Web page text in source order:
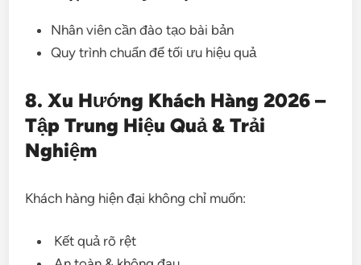
Nhân viên cần đào tạo bài bản
Quy trình chuẩn để tối ưu hiệu quả
8. Xu Hướng Khách Hàng 2026 –
Tập Trung Hiệu Quả & Trải
Nghiệm
Khách hàng hiện đại không chỉ muốn:
Kết quả rõ rệt